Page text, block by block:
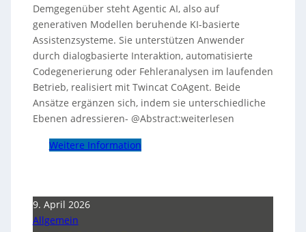
Demgegenüber steht Agentic AI, also auf
generativen Modellen beruhende KI-basierte
Assistenzsysteme. Sie unterstützen Anwender
durch dialogbasierte Interaktion, automatisierte
Codegenerierung oder Fehleranalysen im laufenden
Betrieb, realisiert mit Twincat CoAgent. Beide
Ansätze ergänzen sich, indem sie unterschiedliche
Ebenen adressieren- @Abstract:weiterlesen
Weitere Information
9. April 2026
Allgemein